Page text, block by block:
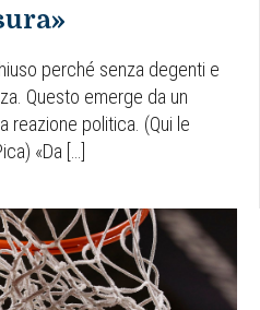
perché senza degenti e
Questo emerge da un
reazione politica. (Qui le
«Da […]